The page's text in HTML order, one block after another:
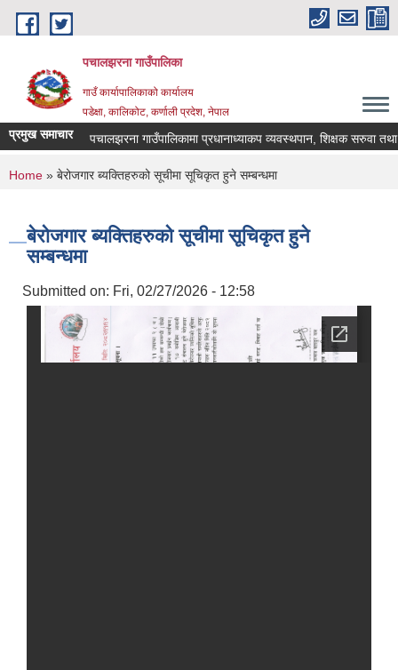
Skip to main content
पचालझरना गाउँपालिका
गाउँ कार्यापालिकाको कार्यालय
पडेक्षा, कालिकोट, कर्णाली प्रदेश, नेपाल
प्रमुख समाचार पचालझरना गाउँपालिकामा प्रधानाध्याकप व्यवस्थपान, शिक्षक सरुवा तथा
You are here
Home » बेरोजगार ब्यक्तिहरुको सूचीमा सूचिकृत हुने सम्बन्धमा
बेरोजगार ब्यक्तिहरुको सूचीमा सूचिकृत हुने
सम्बन्धमा
Submitted on: Fri, 02/27/2026 - 12:58